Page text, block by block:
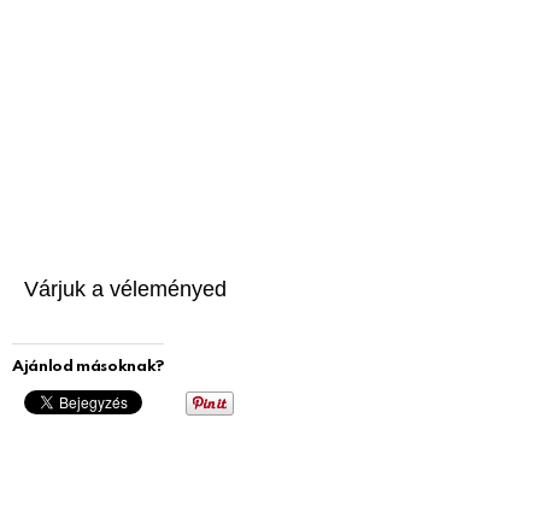
Várjuk a véleményed
Ajánlod másoknak?